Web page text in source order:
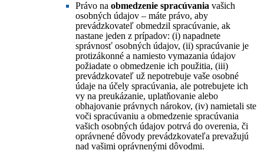
Právo na obmedzenie spracúvania vašich
osobných údajov – máte právo, aby
prevádzkovateľ obmedzil spracúvanie, ak
nastane jeden z prípadov: (i) napadnete
správnosť osobných údajov, (ii) spracúvanie je
protizákonné a namiesto vymazania údajov
požiadate o obmedzenie ich použitia, (iii)
prevádzkovateľ už nepotrebuje vaše osobné
údaje na účely spracúvania, ale potrebujete ich
vy na preukázanie, uplatňovanie alebo
obhajovanie právnych nárokov, (iv) namietali ste
voči spracúvaniu a obmedzenie spracúvania
vašich osobných údajov potrvá do overenia, či
oprávnené dôvody prevádzkovateľa prevažujú
nad vašimi oprávnenými dôvodmi.